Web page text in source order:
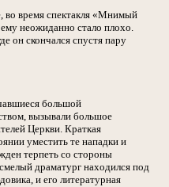
во время спектакля «Мнимый
неожиданно стало плохо.
он скончался спустя пару
большой
вызывали большое
Церкви. Краткая
уместить те нападки и
терпеть со стороны
драматург находился под
и его литературная